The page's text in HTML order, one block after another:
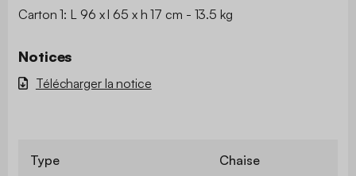
Carton 1: L 96 x l 65 x h 17 cm - 13.5 kg
Notices
Télécharger la notice
Type Chaise